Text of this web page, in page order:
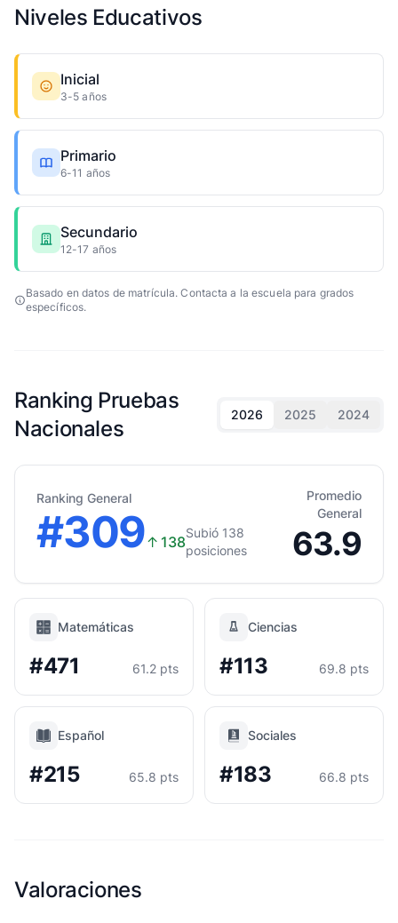
Niveles Educativos
Inicial
3-5 años
Primario
6-11 años
Secundario
12-17 años
Basado en datos de matrícula. Contacta a la escuela para grados
específicos.
Ranking Pruebas
Nacionales
2026 2025 2024
Ranking General
#309↑ 138
Subió 138
posiciones
Promedio
General
63.9
Matemáticas
#471 61.2 pts
Ciencias
#113 69.8 pts
Español
#215 65.8 pts
Sociales
#183 66.8 pts
Valoraciones